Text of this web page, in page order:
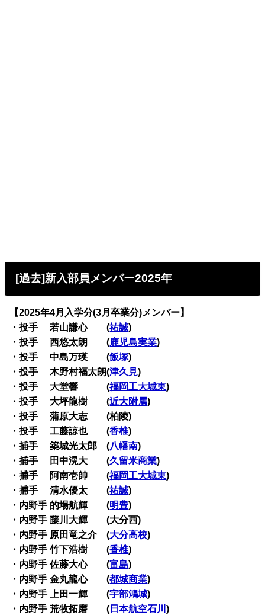
[過去]新入部員メンバー2025年
【2025年4月入学分(3月卒業分)メンバー】
・投手 若山謙心 (祐誠)
・投手 西悠太朗 (鹿児島実業)
・投手 中島万瑛 (飯塚)
・投手 木野村福太朗(津久見)
・投手 大堂響 (福岡工大城東)
・投手 大坪龍樹 (近大附属)
・投手 蒲原大志 (柏陵)
・投手 工藤諒也 (香椎)
・捕手 築城光太郎 (八幡南)
・捕手 田中滉大 (久留米商業)
・捕手 阿南壱帥 (福岡工大城東)
・捕手 清水優太 (祐誠)
・内野手 的場航輝 (明豊)
・内野手 藤川大輝 (大分西)
・内野手 原田竜之介 (大分高校)
・内野手 竹下浩樹 (香椎)
・内野手 佐藤大心 (富島)
・内野手 金丸龍心 (都城商業)
・内野手 上田一輝 (宇部鴻城)
・内野手 荒牧拓磨 ( 日本航空石川)